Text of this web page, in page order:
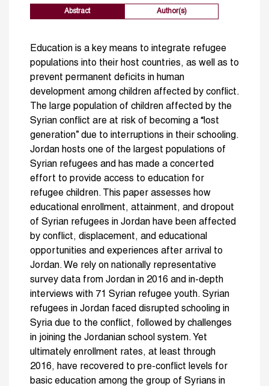
Abstract Author(s)
Education is a key means to integrate refugee
populations into their host countries, as well as to
prevent permanent deficits in human
development among children affected by conflict.
The large population of children affected by the
Syrian conflict are at risk of becoming a “lost
generation” due to interruptions in their schooling.
Jordan hosts one of the largest populations of
Syrian refugees and has made a concerted
effort to provide access to education for
refugee children. This paper assesses how
educational enrollment, attainment, and dropout
of Syrian refugees in Jordan have been affected
by conflict, displacement, and educational
opportunities and experiences after arrival to
Jordan. We rely on nationally representative
survey data from Jordan in 2016 and in-depth
interviews with 71 Syrian refugee youth. Syrian
refugees in Jordan faced disrupted schooling in
Syria due to the conflict, followed by challenges
in joining the Jordanian school system. Yet
ultimately enrollment rates, at least through
2016, have recovered to pre-conflict levels for
basic education among the group of Syrians in